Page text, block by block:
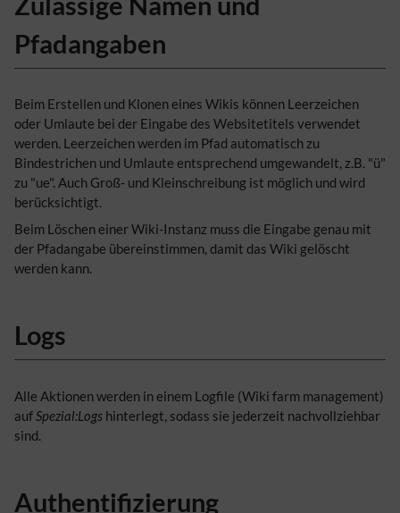
Pfadangaben
Beim Erstellen und Klonen eines Wikis können Leerzeichen
oder Umlaute bei der Eingabe des Websitetitels verwendet
werden. Leerzeichen werden im Pfad automatisch zu
Bindestrichen und Umlaute entsprechend umgewandelt, z.B. "ü"
zu "ue". Auch Groß- und Kleinschreibung ist möglich und wird
berücksichtigt.
Beim Löschen einer Wiki-Instanz muss die Eingabe genau mit
der Pfadangabe übereinstimmen, damit das Wiki gelöscht
werden kann.
Logs
Alle Aktionen werden in einem Logfile (Wiki farm management)
aufSpezial:Logs hinterlegt, sodass sie jederzeit nachvollziehbar
sind.
Authentifizierung